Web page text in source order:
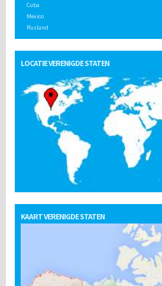
Cuba
Mexico
Rusland
LOCATIE VERENIGDE STATEN
KAART VERENIGDE STATEN